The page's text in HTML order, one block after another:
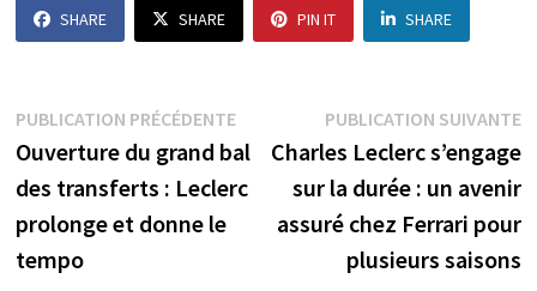
SHARE SHARE PIN IT SHARE
Navigation
de
l’article
PUBLICATION PRÉCÉDENTEPublication
précédente :
Ouverture du grand bal
des transferts : Leclerc
prolonge et donne le
tempo
PUBLICATION SUIVANTE
Charles Leclerc s’engage
sur la durée : un avenir
assuré chez Ferrari pour
plusieurs saisons